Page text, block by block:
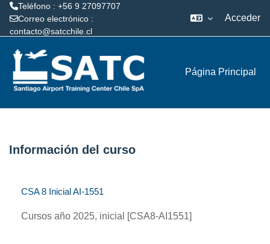
Teléfono : +56 9 27097707
Correo electrónico :
contacto@satcchile.cl
Acceder
Página Principal
Información del curso
CSA 8 Inicial AI-1551
Cursos año 2025, inicial [CSA8-AI1551]